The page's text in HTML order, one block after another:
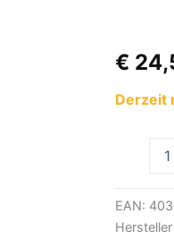
€
Derzeit
Oyster
Bedienteil
Menge
EAN:
Hersteller